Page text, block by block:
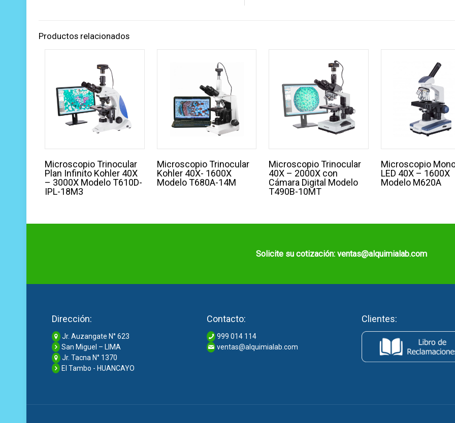
Productos relacionados
Microscopio Trinocular
Plan Infinito Kohler 40X
– 3000X Modelo T610D-
IPL-18M3
Microscopio Trinocular
Kohler 40X- 1600X
Modelo T680A-14M
Microscopio Trinocular
40X – 2000X con
Cámara Digital Modelo
T490B-10MT
Microscopio
LED 40X – 1600X
Modelo M620A
Solicite su cotización: ventas@alquimialab.com
Dirección:
Jr. Auzangate N° 623
San Miguel – LIMA
Jr. Tacna N° 1370
El Tambo - HUANCAYO
Contacto:
999 014 114
ventas@alquimialab.com
Clientes: